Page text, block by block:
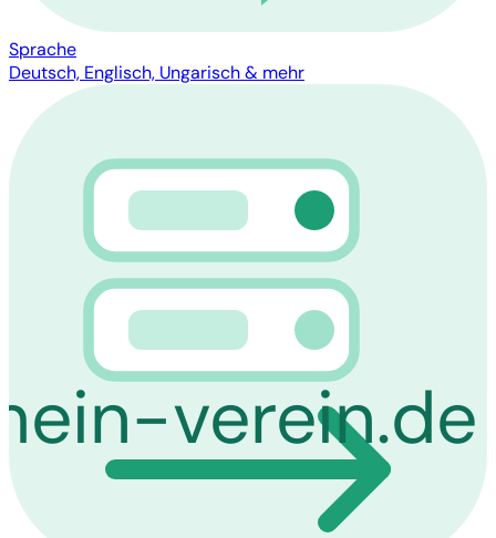
Sprache
Deutsch, Englisch, Ungarisch & mehr
verein.de